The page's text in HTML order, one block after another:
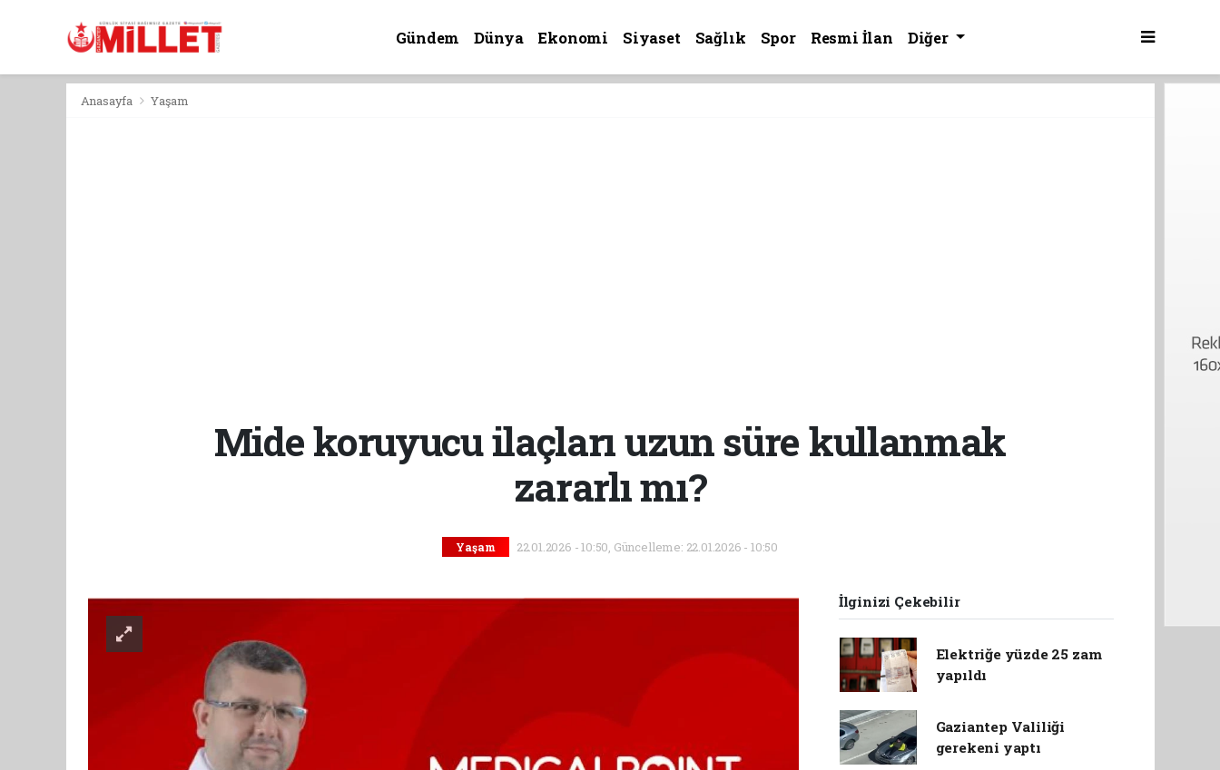
Gündem Dünya Ekonomi Siyaset Sağlık Spor Resmi İlan Diğer
Anasayfa Yaşam
Mide koruyucu ilaçları uzun süre kullanmak
zararlı mı?
Yaşam 22.01.2026 - 10:50, Güncelleme: 22.01.2026 - 10:50
İlginizi Çekebilir
Elektriğe yüzde 25 zam
yapıldı
Gaziantep Valiliği
gerekeni yaptı